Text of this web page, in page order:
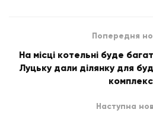
Попередня
На місці котельні буде
Луцьку дали ділянку для
Наступна